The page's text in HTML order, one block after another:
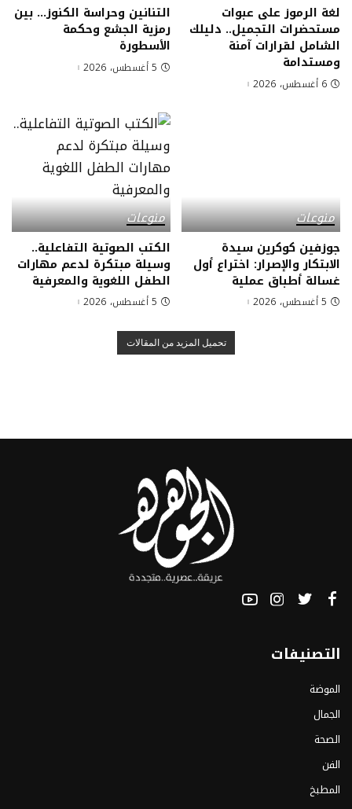
لغة الرموز على عبوات
مستحضرات التجميل.. دليلك
الشامل لقرارات آمنة
ومستدامة
6 أغسطس، 2026
التنانين وحراسة الكنوز… بين
رمزية الجشع وحكمة
الأسطورة
5 أغسطس، 2026
منوعات
جوزفين كوكرين سيدة
الابتكار والإصرار: اختراع أول
غسالة أطباق عملية
5 أغسطس، 2026
منوعات
الكتب الصوتية التفاعلية..
وسيلة مبتكرة لدعم مهارات
الطفل اللغوية والمعرفية
5 أغسطس، 2026
تحميل المزيد من المقالات
التصنيفات
الموضة
الجمال
الصحة
الفن
المطبخ